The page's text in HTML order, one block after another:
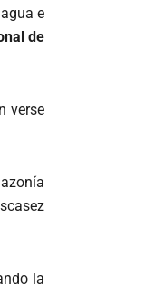
e
de
verse
la